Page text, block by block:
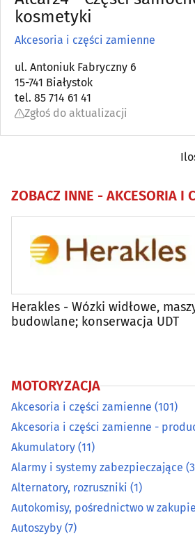
Akcesoria i części zamienne -
(11)
Alarmy i systemy zabezpieczające
Alternatory, rozruszniki
Autokomisy, pośrednictwo w
Autoszyby (7)
Car audio (3)
Części używane(11)
Elektromobilność (0)
Haki holownicze
Import aut(5)
Instalacje gazowe(22)
kosmetyki
Akcesoria i części zamienne
ul. Antoniuk Fabryczny 6
15-741 Białystok
tel. 85 714 61 41
Zgłoś do aktualizacji
ZOBACZ INNE - AKCESORIA I
Herakles - Wózki widłowe,
budowlane; konserwacja UDT
MOTORYZACJA
Akcesoria i części zamienne (101)
Akcesoria i części zamienne -
Akumulatory (11)
Alarmy i systemy zabezpieczające
Alternatory, rozruszniki (1)
Autokomisy, pośrednictwo w
Autoszyby (7)